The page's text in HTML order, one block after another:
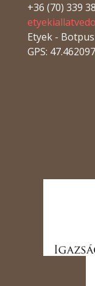
+36 (70) 339
Etyek -
GPS: